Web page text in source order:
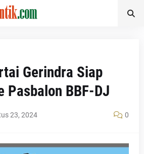
Gerindra Siap
Pasbalon BBF-DJ
23, 2024 0